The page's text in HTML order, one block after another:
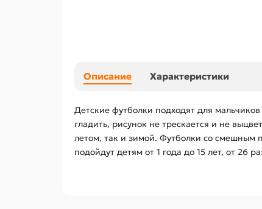
Описание Характеристики
Детские футболки подходят для
гладить, рисунок не трескается и не
летом, так и зимой. Футболки со смешным
подойдут детям от 1 года до 15 лет, от 26